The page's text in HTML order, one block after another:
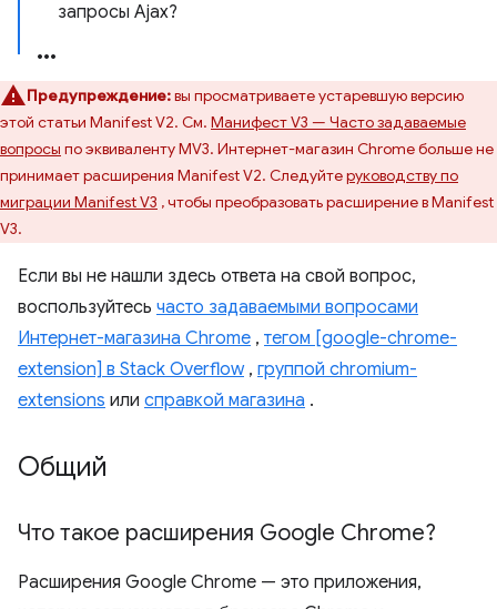
запросы Ajax?
Предупреждение:вы просматриваете устаревшую версию
этой статьи Manifest V2. См. Манифест V3 — Часто задаваемые
вопросы по эквиваленту MV3. Интернет-магазин Chrome больше не
принимает расширения Manifest V2. Следуйтеруководству по
миграции Manifest V3 , чтобы преобразовать расширение в Manifest
V3.
Если вы не нашли здесь ответа на свой вопрос,
воспользуйтесь часто задаваемыми вопросами
Интернет-магазина Chrome , тегом [google-chrome-
extension] в Stack Overflow, группой chromium-
extensions или справкой магазина .
Общий
Что такое расширения Google Chrome?
Расширения Google Chrome — это приложения,